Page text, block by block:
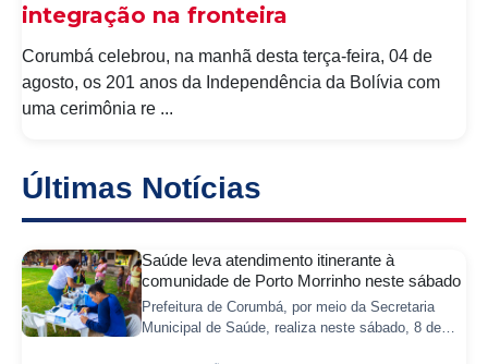
integração na fronteira
Corumbá celebrou, na manhã desta terça-feira, 04 de
agosto, os 201 anos da Independência da Bolívia com
uma cerimônia re ...
Últimas Notícias
Saúde leva atendimento itinerante à
comunidade de Porto Morrinho neste sábado
Prefeitura de Corumbá, por meio da Secretaria
Municipal de Saúde, realiza neste sábado, 8 de